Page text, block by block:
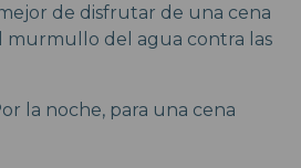
de disfrutar de una cena
murmullo del agua contra las
la noche, para una cena